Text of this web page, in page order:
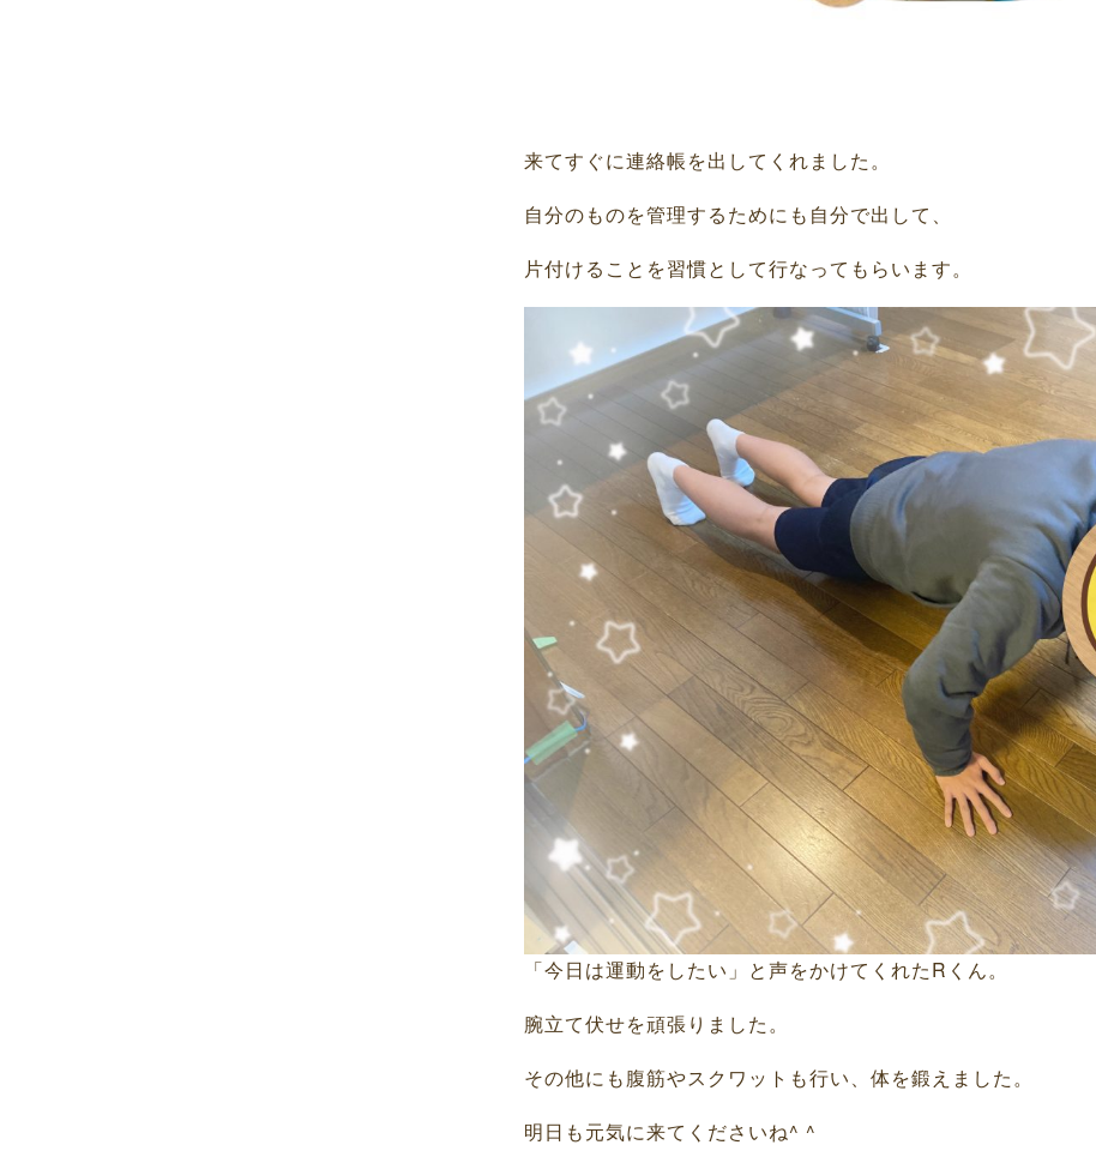
来てすぐに連絡帳を出してくれました。
自分のものを管理するためにも自分で出して、
片付けることを習慣として行なってもらいます。
「今日は運動をしたい」と声をかけてくれたRくん。
腕立て伏せを頑張りました。
その他にも腹筋やスクワットも行い、体を鍛えました。
明日も元気に来てくださいね^ ^